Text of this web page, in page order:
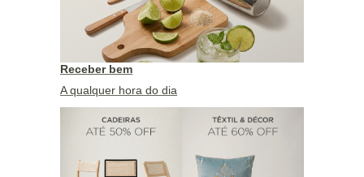
Receber bem
A qualquer hora do dia